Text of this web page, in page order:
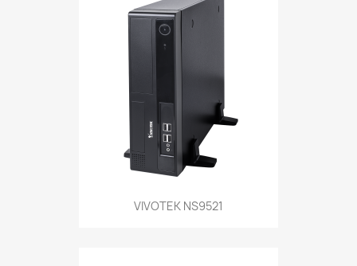
VIVOTEK NS9521